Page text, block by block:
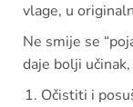
vlage, u
Ne smije se
daje bolji
Očistiti i